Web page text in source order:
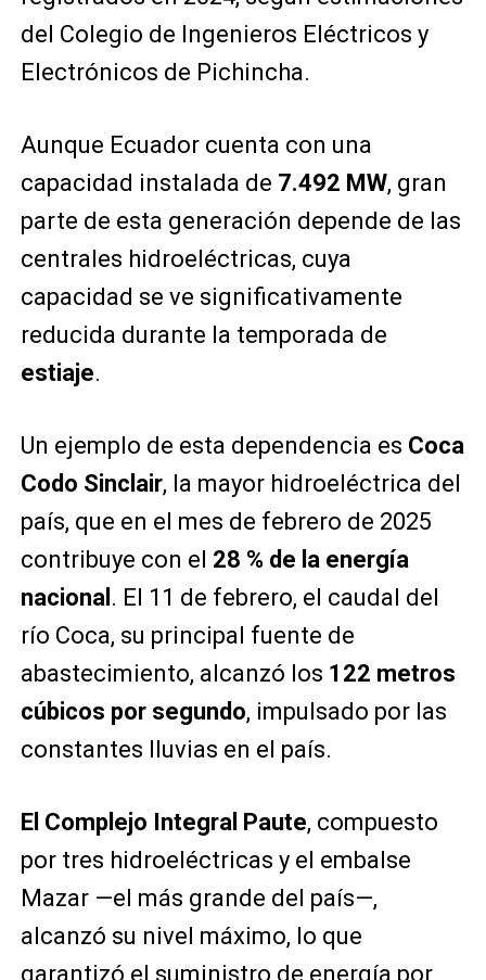
del Colegio de Ingenieros Eléctricos y
Electrónicos de Pichincha.
Aunque Ecuador cuenta con una
capacidad instalada de 7.492 MW, gran
parte de esta generación depende de las
centrales hidroeléctricas, cuya
capacidad se ve significativamente
reducida durante la temporada de
estiaje.
Un ejemplo de esta dependencia es Coca
Codo Sinclair, la mayor hidroeléctrica del
país, que en el mes de febrero de 2025
contribuye con el 28 % de la energía
nacional . El 11 de febrero, el caudal del
río Coca, su principal fuente de
abastecimiento, alcanzó los 122 metros
cúbicos por segundo, impulsado por las
constantes lluvias en el país.
El Complejo Integral Paute, compuesto
por tres hidroeléctricas y el embalse
Mazar —el más grande del país—,
alcanzó su nivel máximo, lo que
garantizó el suministro de energía por